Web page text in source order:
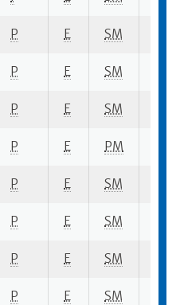
P E SM
P E SM
P E SM
P E PM
P E SM
P E SM
P E SM
P E SM